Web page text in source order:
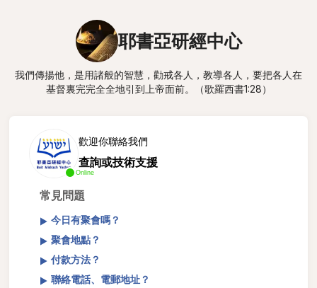
耶書亞研經中心
我們傳揚他，是用諸般的智慧，勸戒各人，教導各人，要把各人在
基督裏完完全全地引到上帝面前。（歌羅西書1:28）
Online
歡迎你聯絡我們
查詢或技術支援
常見問題
今日有聚會嗎？
聚會地點？
付款方法？
聯絡電話、電郵地址？